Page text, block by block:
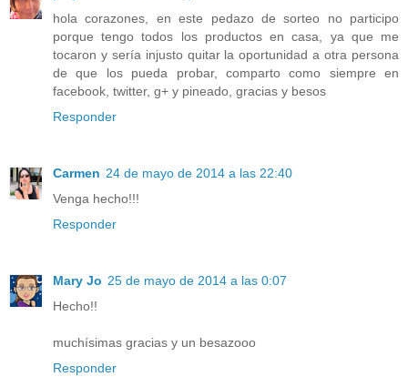
hola corazones, en este pedazo de sorteo no participo
porque tengo todos los productos en casa, ya que me
tocaron y sería injusto quitar la oportunidad a otra persona
de que los pueda probar, comparto como siempre en
facebook, twitter, g+ y pineado, gracias y besos
Responder
Carmen 24 de mayo de 2014 a las 22:40
Venga hecho!!!
Responder
Mary Jo 25 de mayo de 2014 a las 0:07
Hecho!!
muchísimas gracias y un besazooo
Responder